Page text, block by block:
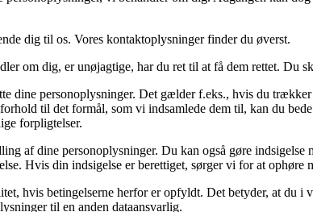
dig til os. Vores kontaktoplysninger finder du øverst.
om dig, er unøjagtige, har du ret til at få dem rettet. Du
dine personoplysninger. Det gælder f.eks., hvis du
til det formål, som vi indsamlede dem til, kan du
forpligtelser.
af dine personoplysninger. Du kan også gøre
Hvis din indsigelse er berettiget, sørger vi for at ophøre
hvis betingelserne herfor er opfyldt. Det betyder, at du
til en anden dataansvarlig.